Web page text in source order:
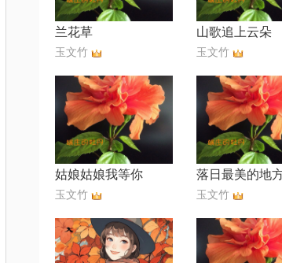
兰花草
玉文竹
山歌追上云朵
玉文竹
姑娘姑娘我等你
玉文竹
落日最美的地
玉文竹